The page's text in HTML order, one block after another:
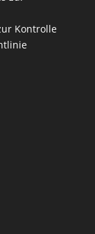
Kontrolle